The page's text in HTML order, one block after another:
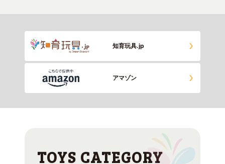
知育玩具.jp
アマゾン